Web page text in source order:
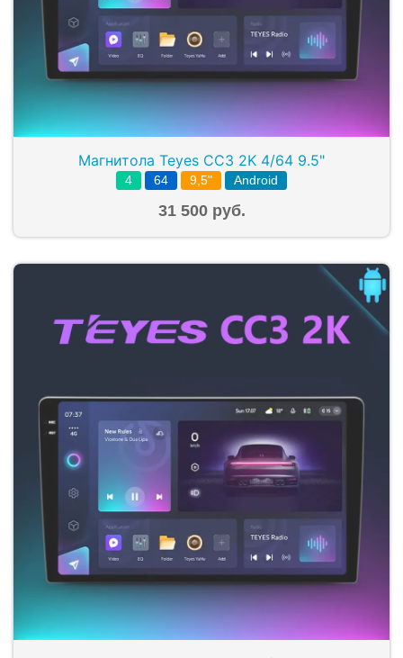
Магнитола Teyes CC3 2K 4/64 9.5"
4 64 9,5" Android
31 500 руб.